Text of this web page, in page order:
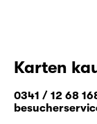
Karten
0341 / 12 68